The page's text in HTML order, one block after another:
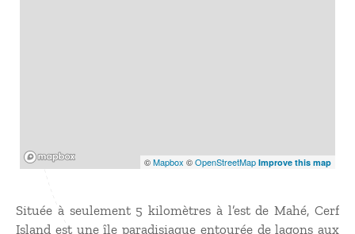
©Mapbox ©OpenStreetMap Improve this map
Située à seulement 5 kilomètres à l’est de Mahé, Cerf
Island est une île paradisiaque entourée de lagons aux